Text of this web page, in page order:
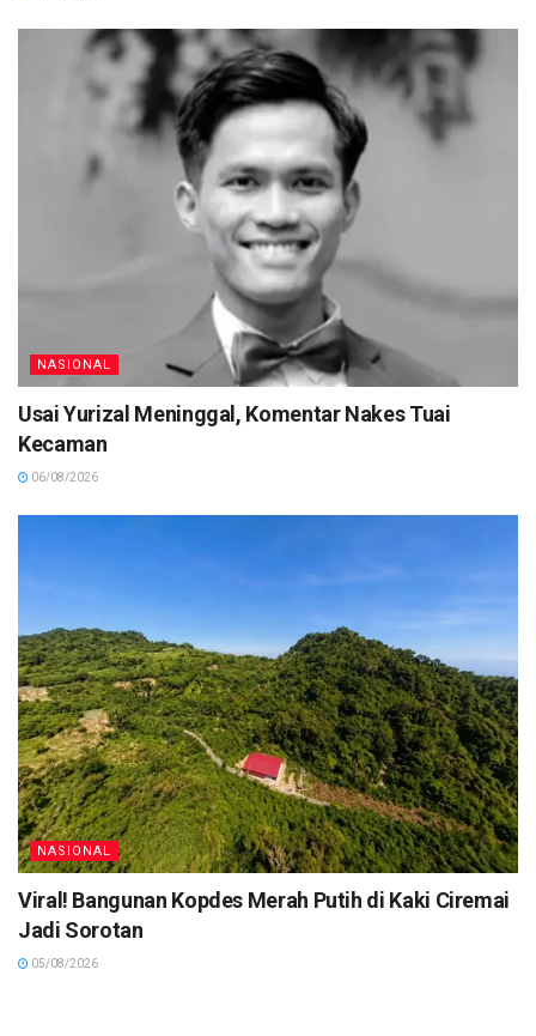
NASIONAL
Usai Yurizal Meninggal, Komentar Nakes Tuai
Kecaman
06/08/2026
NASIONAL
Viral! Bangunan Kopdes Merah Putih di Kaki Ciremai
Jadi Sorotan
05/08/2026